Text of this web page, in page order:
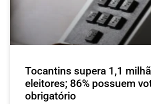
Tocantins supera 1,1
eleitores; 86% possuem
obrigatório